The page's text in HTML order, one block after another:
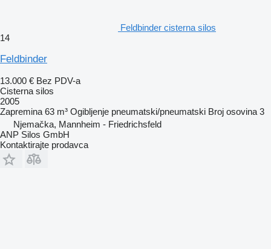
Feldbinder cisterna silos
14
Feldbinder
13.000 € Bez PDV-a
Cisterna silos
2005
Zapremina 63 m³ Ogibljenje pneumatski/pneumatski Broj osovina 3
Njemačka, Mannheim - Friedrichsfeld
ANP Silos GmbH
Kontaktirajte prodavca